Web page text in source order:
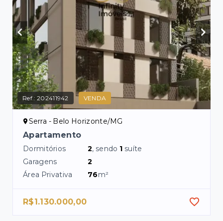
Ref.:202411942 VENDA
Serra - Belo Horizonte/MG
Apartamento
Dormitórios 2, sendo 1 suíte
Garagens
2
Área Privativa
76m²
R$1.130.000,00